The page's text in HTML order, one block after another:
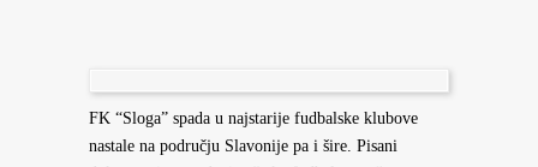
FK “Sloga” spada u najstarije fudbalske klubove
nastale na području Slavonije pa i šire. Pisani